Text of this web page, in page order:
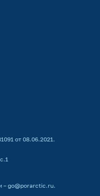
от 08.06.2021.
– go@porarctic.ru.